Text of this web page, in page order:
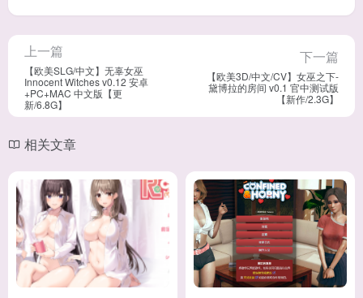
上一篇
【欧美SLG/中文】无辜女巫
Innocent Witches v0.12 安卓
+PC+MAC 中文版【更
新/6.8G】
下一篇
【欧美3D/中文/CV】女巫之下-
黛博拉的房间 v0.1 官中测试版
【新作/2.3G】
相关文章